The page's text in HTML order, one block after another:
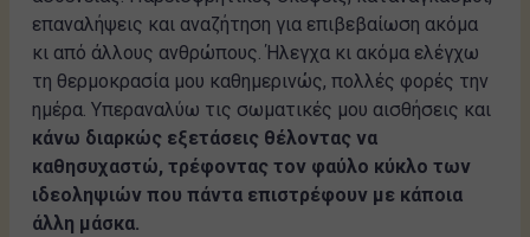
επαναλήψεις και αναζήτηση για επιβεβαίωση ακόμα
κι από άλλους ανθρώπους. Ήλεγχα κι ακόμα ελέγχω
τη θερμοκρασία μου καθημερινώς, πολλές φορές την
ημέρα. Υπεραναλύω τις σωματικές μου αισθήσεις και
κάνω διαρκώς εξετάσεις θέλοντας να
καθησυχαστώ, τρέφοντας τον φαύλο κύκλο των
ιδεοληψιών που πάντα επιστρέφουν με κάποια
άλλη μάσκα.